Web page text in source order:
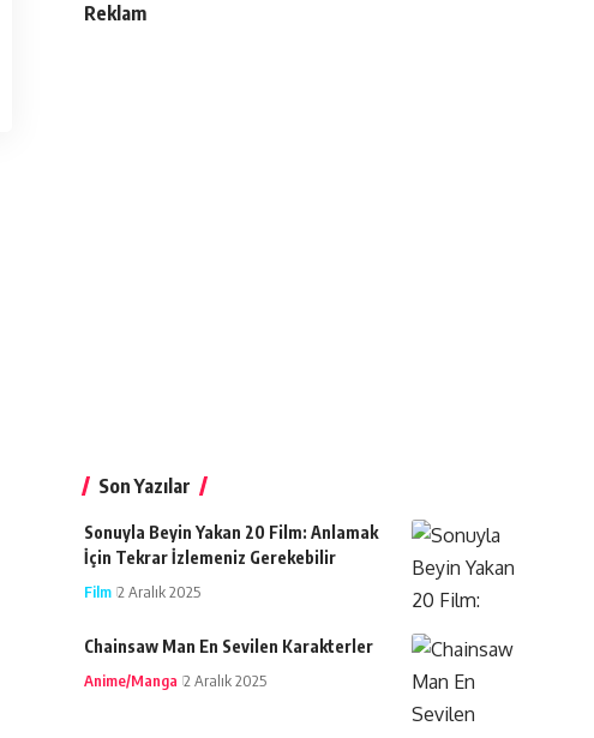
Reklam
Son Yazılar
Sonuyla Beyin Yakan 20 Film: Anlamak
İçin Tekrar İzlemeniz Gerekebilir
Film 2 Aralık 2025
Chainsaw Man En Sevilen Karakterler
Anime/Manga 2 Aralık 2025